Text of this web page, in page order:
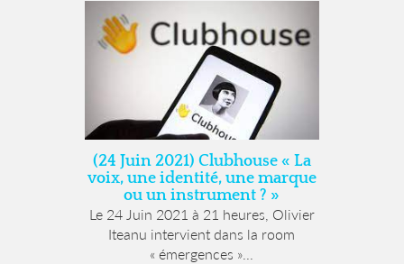
(24 Juin 2021) Clubhouse « La
voix, une identité, une marque
ou un instrument ? »
Le 24 Juin 2021 à 21 heures, Olivier
Iteanu intervient dans la room
« émergences »...